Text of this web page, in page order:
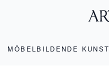
MÖBELBILDENDE KUNST